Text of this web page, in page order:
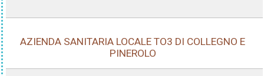
AZIENDA SANITARIA LOCALE TO3 DI COLLEGNO E
PINEROLO